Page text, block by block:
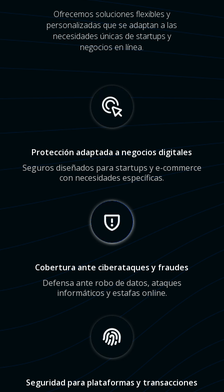
Ofrecemos soluciones flexibles y
personalizadas que se adaptan a las
necesidades únicas de startups y
negocios en línea.
Protección adaptada a negocios digitales
Seguros diseñados para startups y e-commerce
con necesidades específicas.
Cobertura ante ciberataques y fraudes
Defensa ante robo de datos, ataques
informáticos y estafas online.
Seguridad para plataformas y transacciones